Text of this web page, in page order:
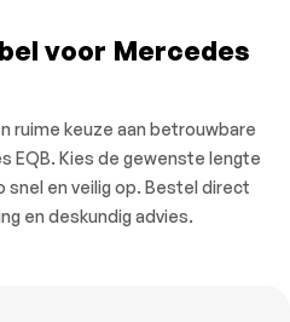
voor Mercedes
ruime keuze aan betrouwbare
EQB. Kies de gewenste lengte
snel en veilig op. Bestel direct
en deskundig advies.